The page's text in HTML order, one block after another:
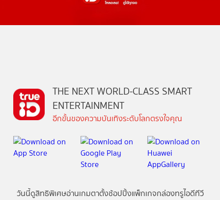
THE NEXT WORLD-CLASS SMART
ENTERTAINMENT
อีกขั้นของความบันเทิงระดับโลกตรงใจคุณ
วันนี้ดูสิทธิพิเศษอ่านเกมตาตั้งช้อปปิ้งแพ็กเกจกล่องทรูไอดีทีวี